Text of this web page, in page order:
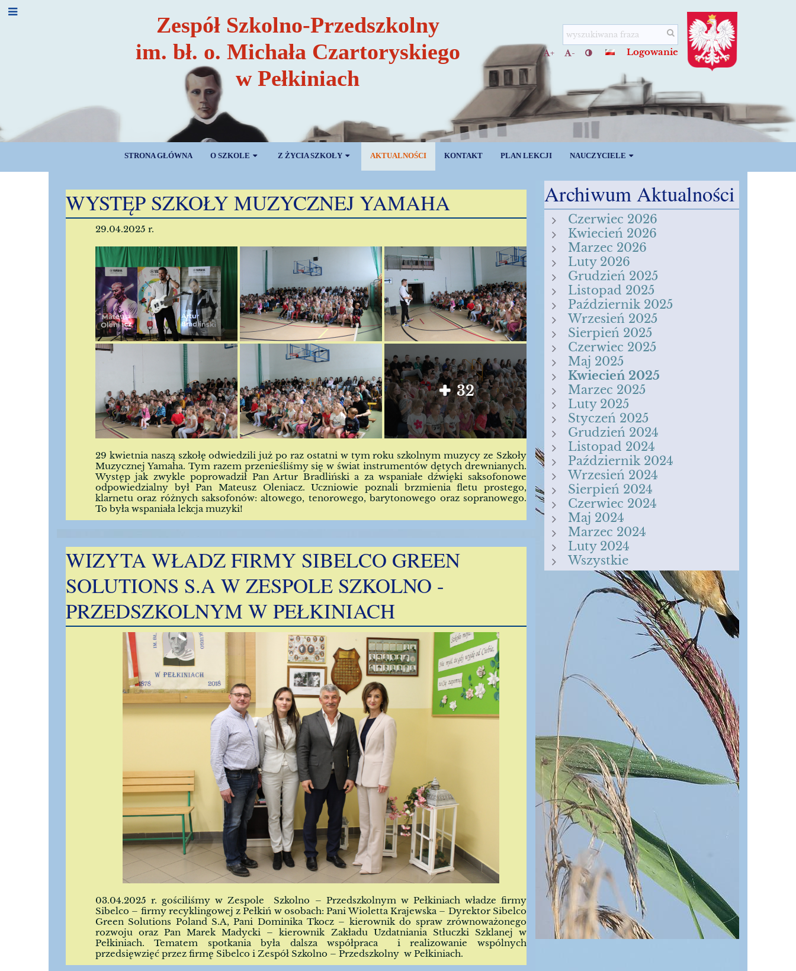
Zespół Szkolno-Przedszkolny
im. bł. o. Michała Czartoryskiego
w Pełkiniach
+ - Logowanie
STRONA GŁÓWNA O SZKOLE Z ŻYCIA SZKOŁY AKTUALNOŚCI KONTAKT PLAN LEKCJI NAUCZYCIELE
AKTUALNOŚCI
WYSTĘP SZKOŁY MUZYCZNEJ YAMAHA
29.04.2025 r.
32
29 kwietnia naszą szkołę odwiedzili już po raz ostatni w tym roku szkolnym muzycy ze Szkoły
Muzycznej Yamaha. Tym razem przenieśliśmy się w świat instrumentów dętych drewnianych.
Występ jak zwykle poprowadził Pan Artur Bradliński a za wspaniałe dźwięki saksofonowe
odpowiedzialny był Pan Mateusz Oleniacz. Uczniowie poznali brzmienia fletu prostego,
klarnetu oraz różnych saksofonów: altowego, tenorowego, barytonowego oraz sopranowego.
To była wspaniała lekcja muzyki!
WIZYTA WŁADZ FIRMY SIBELCO GREEN
SOLUTIONS S.A W ZESPOLE SZKOLNO -
PRZEDSZKOLNYM W PEŁKINIACH
03.04.2025 r. gościliśmy w Zespole Szkolno – Przedszkolnym w Pełkiniach władze firmy
Sibelco – firmy recyklingowej z Pełkiń w osobach: Pani Wioletta Krajewska – Dyrektor Sibelco
Green Solutions Poland S.A, Pani Dominika Tkocz – kierownik do spraw zrównoważonego
rozwoju oraz Pan Marek Madycki – kierownik Zakładu Uzdatniania Stłuczki Szklanej w
Pełkiniach. Tematem spotkania była dalsza współpraca i realizowanie wspólnych
przedsięwzięć przez firmę Sibelco i Zespół Szkolno – Przedszkolny w Pełkiniach.
Archiwum Aktualności
Czerwiec 2026
Kwiecień 2026
Marzec 2026
Luty 2026
Grudzień 2025
Listopad 2025
Październik 2025
Wrzesień 2025
Sierpień 2025
Czerwiec 2025
Maj 2025
Kwiecień 2025
Marzec 2025
Luty 2025
Styczeń 2025
Grudzień 2024
Listopad 2024
Październik 2024
Wrzesień 2024
Sierpień 2024
Czerwiec 2024
Maj 2024
Marzec 2024
Luty 2024
Wszystkie